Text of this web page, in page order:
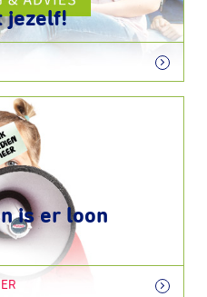
jezelf!
is er loon